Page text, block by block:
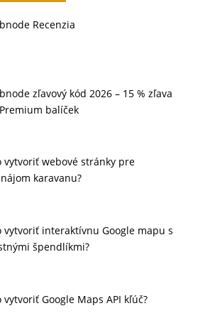
Recenzia
zľavový kód 2026 – 15 % zľava
balíček
vytvoriť webové stránky pre
karavanu?
vytvoriť interaktívnu Google mapu s
špendlíkmi?
vytvoriť Google Maps API kľúč?